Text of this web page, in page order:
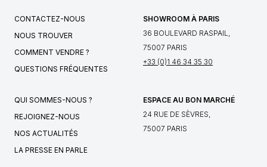
CONTACTEZ-NOUS
NOUS TROUVER
COMMENT VENDRE ?
QUESTIONS FRÉQUENTES
SHOWROOM À PARIS
36 BOULEVARD RASPAIL,
75007 PARIS
+33 (0)1 46 34 35 30
QUI SOMMES-NOUS ?
REJOIGNEZ-NOUS
NOS ACTUALITÉS
LA PRESSE EN PARLE
ESPACE AU BON MARCHÉ
24 RUE DE SÈVRES,
75007 PARIS